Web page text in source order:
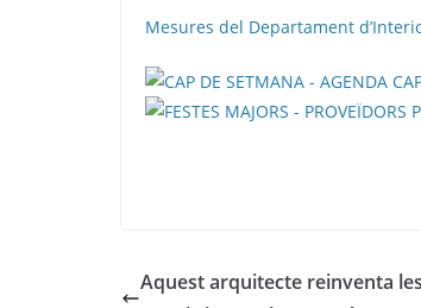
Mesures del Departament
Aquest arquitecte reinventa